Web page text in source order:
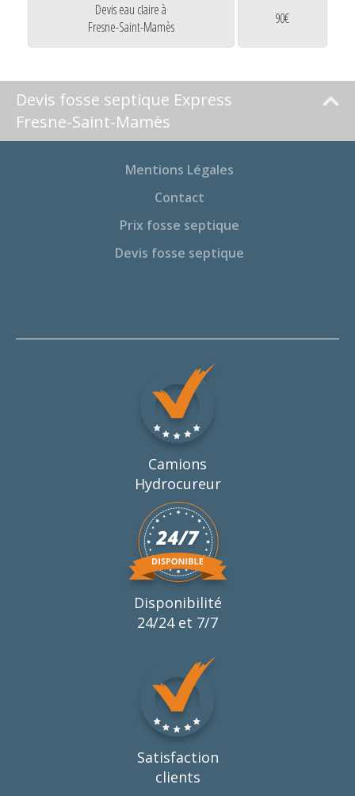
Devis eau claire à
Fresne-Saint-Mamès
90€
Devis fosse septique Express
Fresne-Saint-Mamès
Mentions Légales
Contact
Prix fosse septique
Devis fosse septique
Camions
Hydrocureur
Disponibilité
24/24 et 7/7
Satisfaction
clients